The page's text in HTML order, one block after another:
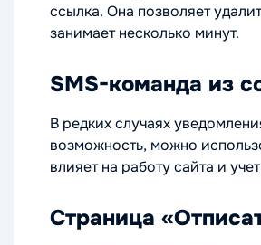
ссылка. Она позволяет
занимает несколько минут.
SMS-команда из
В редких случаях
возможность, можно
влияет на работу сайта и
Страница